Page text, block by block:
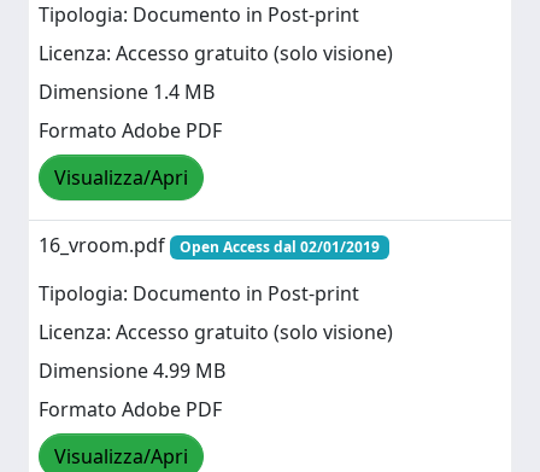
Tipologia: Documento in Post-print
Licenza: Accesso gratuito (solo visione)
Dimensione 1.4 MB
Formato Adobe PDF
Visualizza/Apri
16_vroom.pdf Open Access dal 02/01/2019
Tipologia: Documento in Post-print
Licenza: Accesso gratuito (solo visione)
Dimensione 4.99 MB
Formato Adobe PDF
Visualizza/Apri